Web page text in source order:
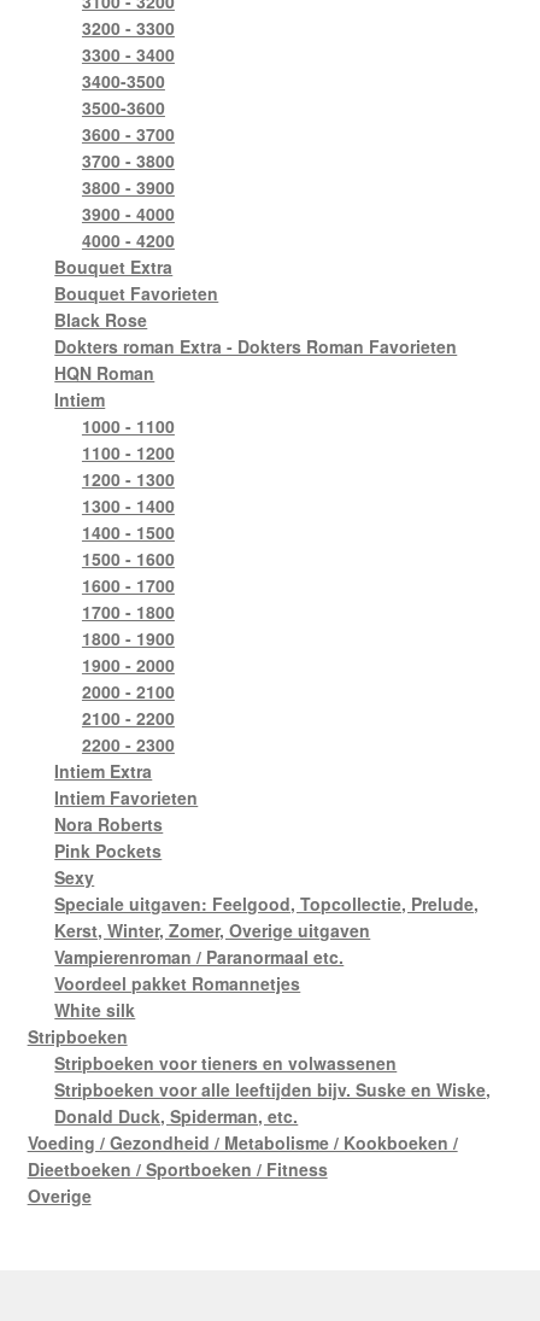
3200 - 3300
3300 - 3400
3400-3500
3500-3600
3600 - 3700
3700 - 3800
3800 - 3900
3900 - 4000
4000 - 4200
Bouquet Extra
Bouquet Favorieten
Black Rose
Dokters roman Extra - Dokters Roman Favorieten
HQN Roman
Intiem
1000 - 1100
1100 - 1200
1200 - 1300
1300 - 1400
1400 - 1500
1500 - 1600
1600 - 1700
1700 - 1800
1800 - 1900
1900 - 2000
2000 - 2100
2100 - 2200
2200 - 2300
Intiem Extra
Intiem Favorieten
Nora Roberts
Pink Pockets
Sexy
Speciale uitgaven: Feelgood, Topcollectie, Prelude,
Kerst, Winter, Zomer, Overige uitgaven
Vampierenroman / Paranormaal etc.
Voordeel pakket Romannetjes
White silk
Stripboeken
Stripboeken voor tieners en volwassenen
Stripboeken voor alle leeftijden bijv. Suske en Wiske,
Donald Duck, Spiderman, etc.
Voeding / Gezondheid / Metabolisme / Kookboeken /
Dieetboeken / Sportboeken / Fitness
Overige